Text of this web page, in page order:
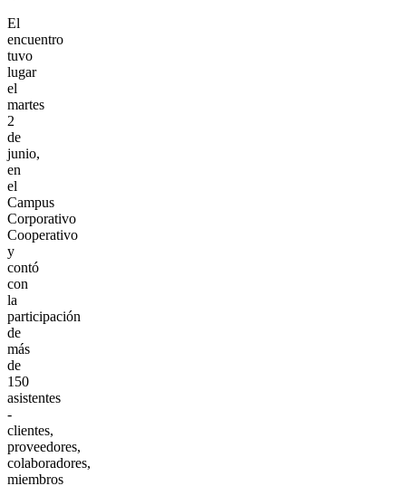
El
encuentro
tuvo
lugar
el
martes
2
de
junio,
en
el
Campus
Corporativo
Cooperativo
y
contó
con
la
participación
de
más
de
150
asistentes
-
clientes,
proveedores,
colaboradores,
miembros